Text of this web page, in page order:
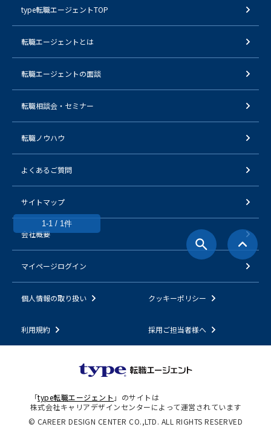
1-1 / 1件
type転職エージェントTOP
転職エージェントとは
転職エージェントの面談
転職相談会・セミナー
転職ノウハウ
よくあるご質問
サイトマップ
会社概要
マイページログイン
個人情報の取り扱い クッキーポリシー
利用規約 採用ご担当者様へ
「type転職エージェント 」のサイトは
株式会社キャリアデザインセンターによって運営されています
© CAREER DESIGN CENTER CO.,LTD. ALL RIGHTS RESERVED